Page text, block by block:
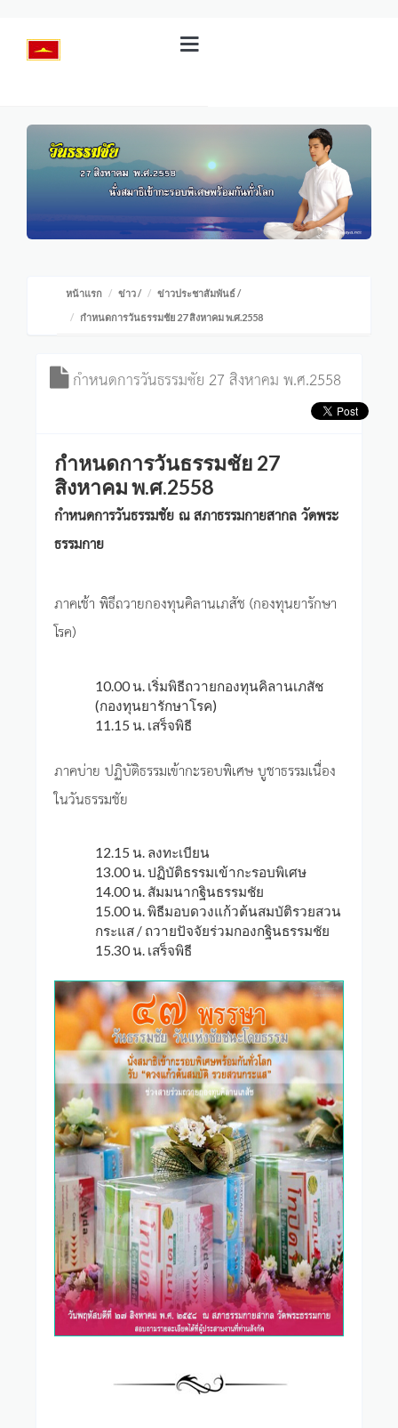
หน้าแรก ข่าว/ ข่าวประชาสัมพันธ์/
กำหนดการวันธรรมชัย 27 สิงหาคม พ.ศ.2558
กำหนดการวันธรรมชัย 27 สิงหาคม พ.ศ.2558
กำหนดการวันธรรมชัย 27
สิงหาคม พ.ศ.2558
กำหนดการวันธรรมชัย ณ สภาธรรมกายสากล วัดพระ
ธรรมกาย
ภาคเช้า พิธีถวายกองทุนคิลานเภสัช (กองทุนยารักษา
โรค)
10.00 น. เริ่มพิธีถวายกองทุนคิลานเภสัช
(กองทุนยารักษาโรค)
11.15 น. เสร็จพิธี
ภาคบ่าย ปฏิบัติธรรมเข้ากะรอบพิเศษ บูชาธรรมเนื่อง
ในวันธรรมชัย
12.15 น. ลงทะเบียน
13.00 น. ปฏิบัติธรรมเข้ากะรอบพิเศษ
14.00 น. สัมมนากฐินธรรมชัย
15.00 น. พิธีมอบดวงแก้วต้นสมบัติรวยสวน
กระแส / ถวายปัจจัยร่วมกองกฐินธรรมชัย
15.30 น. เสร็จพิธี